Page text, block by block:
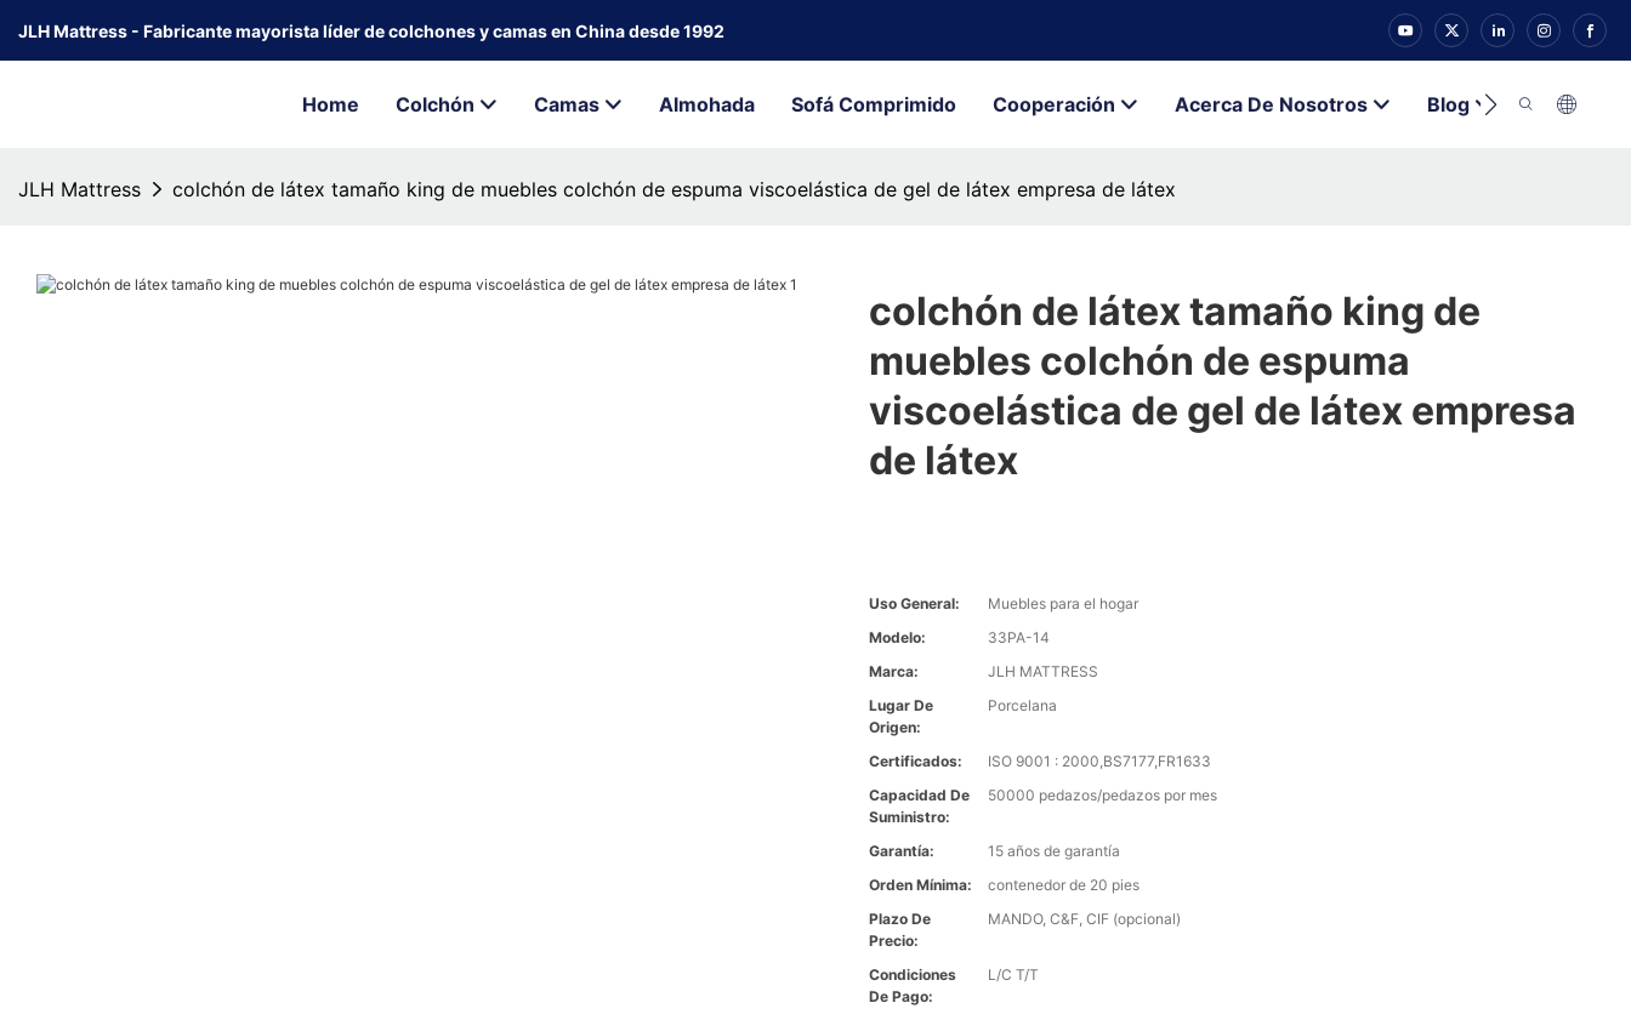
JLH Mattress - Fabricante mayorista líder de colchones y camas en China desde 1992
Home Colchón Camas Almohada Sofá Comprimido Cooperación Acerca De Nosotros Blog Contacto
JLH Mattress colchón de látex tamaño king de muebles colchón de espuma viscoelástica de gel de látex empresa de látex
colchón de látex tamaño king de
muebles colchón de espuma
viscoelástica de gel de látex empresa
de látex
Uso General:
Muebles para el hogar
Modelo:
33PA-14
Marca:
JLH MATTRESS
Lugar De
Origen:
Porcelana
Certificados:
ISO 9001 : 2000,BS7177,FR1633
Capacidad De
Suministro:
50000 pedazos/pedazos por mes
Garantía:
15 años de garantía
Orden Mínima:
contenedor de 20 pies
Plazo De
Precio:
MANDO, C&F, CIF (opcional)
Condiciones
De Pago:
L/C T/T